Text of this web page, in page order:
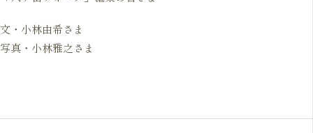
文・小林由希さま
写真・小林雅之さま